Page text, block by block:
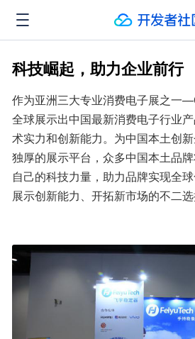
科技崛起，助力企业前行
作为亚洲三大专业消费电子展之一
全球展示出中国最新消费电子行业
术实力和创新能力。为中国本土创
独厚的展示平台，众多中国本土品
自己的科技力量，助力品牌实现全
展示创新能力、开拓新市场的不二选